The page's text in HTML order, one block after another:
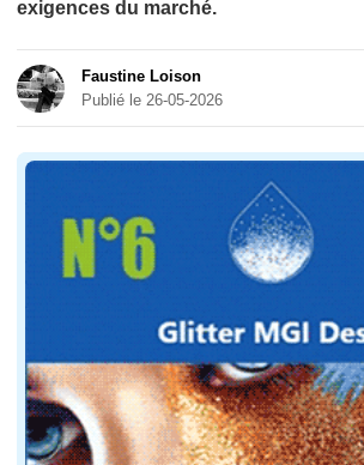
exigences du marché.
Faustine Loison
Publié le 26-05-2026